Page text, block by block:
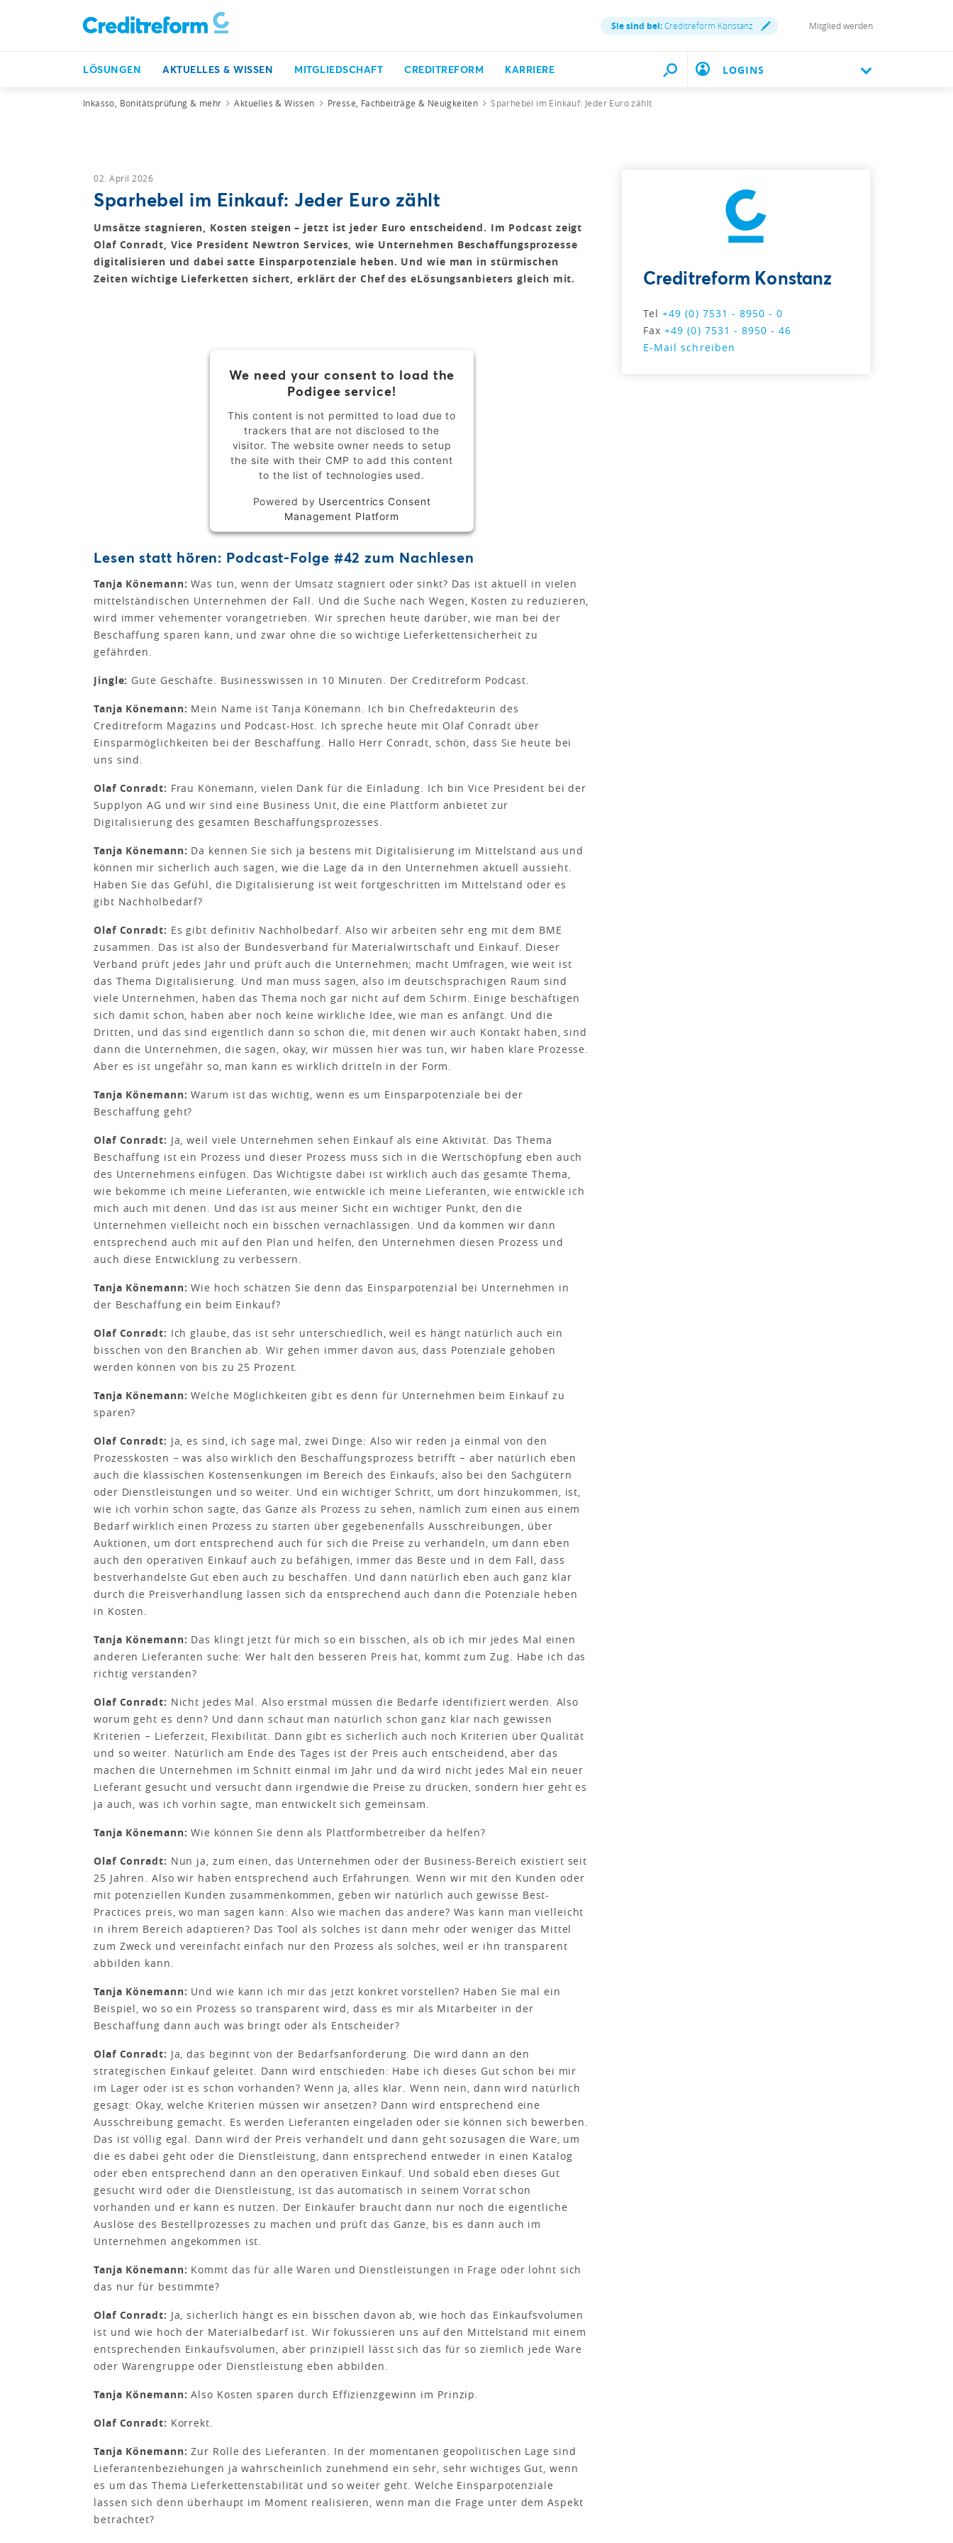
Sie sind bei:Creditreform Konstanz Mitglied werden
LÖSUNGEN AKTUELLES & WISSEN MITGLIEDSCHAFT CREDITREFORM KARRIERE LOGINS
Inkasso, Bonitätsprüfung & mehr Aktuelles & Wissen Presse, Fachbeiträge & Neuigkeiten Sparhebel im Einkauf: Jeder Euro zählt
02. April 2026
Sparhebel im Einkauf: Jeder Euro zählt
Umsätze stagnieren, Kosten steigen – jetzt ist jeder Euro entscheidend. Im Podcast zeigt
Olaf Conradt, Vice President Newtron Services, wie Unternehmen Beschaffungsprozesse
digitalisieren und dabei satte Einsparpotenziale heben. Und wie man in stürmischen
Zeiten wichtige Lieferketten sichert, erklärt der Chef des eLösungsanbieters gleich mit.
We need your consent to load the
Podigee service!
This content is not permitted to load due to
trackers that are not disclosed to the
visitor. The website owner needs to setup
the site with their CMP to add this content
to the list of technologies used.
Powered by Usercentrics Consent
Management Platform
Lesen statt hören: Podcast-Folge #42 zum Nachlesen
Tanja Könemann: Was tun, wenn der Umsatz stagniert oder sinkt? Das ist aktuell in vielen
mittelständischen Unternehmen der Fall. Und die Suche nach Wegen, Kosten zu reduzieren,
wird immer vehementer vorangetrieben. Wir sprechen heute darüber, wie man bei der
Beschaffung sparen kann, und zwar ohne die so wichtige Lieferkettensicherheit zu
gefährden.
Jingle: Gute Geschäfte. Businesswissen in 10 Minuten. Der Creditreform Podcast.
Tanja Könemann: Mein Name ist Tanja Könemann. Ich bin Chefredakteurin des
Creditreform Magazins und Podcast-Host. Ich spreche heute mit Olaf Conradt über
Einsparmöglichkeiten bei der Beschaffung. Hallo Herr Conradt, schön, dass Sie heute bei
uns sind.
Olaf Conradt: Frau Könemann, vielen Dank für die Einladung. Ich bin Vice President bei der
Supplyon AG und wir sind eine Business Unit, die eine Plattform anbietet zur
Digitalisierung des gesamten Beschaffungsprozesses.
Tanja Könemann: Da kennen Sie sich ja bestens mit Digitalisierung im Mittelstand aus und
können mir sicherlich auch sagen, wie die Lage da in den Unternehmen aktuell aussieht.
Haben Sie das Gefühl, die Digitalisierung ist weit fortgeschritten im Mittelstand oder es
gibt Nachholbedarf?
Olaf Conradt: Es gibt definitiv Nachholbedarf. Also wir arbeiten sehr eng mit dem BME
zusammen. Das ist also der Bundesverband für Materialwirtschaft und Einkauf. Dieser
Verband prüft jedes Jahr und prüft auch die Unternehmen; macht Umfragen, wie weit ist
das Thema Digitalisierung. Und man muss sagen, also im deutschsprachigen Raum sind
viele Unternehmen, haben das Thema noch gar nicht auf dem Schirm. Einige beschäftigen
sich damit schon, haben aber noch keine wirkliche Idee, wie man es anfängt. Und die
Dritten, und das sind eigentlich dann so schon die, mit denen wir auch Kontakt haben, sind
dann die Unternehmen, die sagen, okay, wir müssen hier was tun, wir haben klare Prozesse.
Aber es ist ungefähr so, man kann es wirklich dritteln in der Form.
Tanja Könemann: Warum ist das wichtig, wenn es um Einsparpotenziale bei der
Beschaffung geht?
Olaf Conradt: Ja, weil viele Unternehmen sehen Einkauf als eine Aktivität. Das Thema
Beschaffung ist ein Prozess und dieser Prozess muss sich in die Wertschöpfung eben auch
des Unternehmens einfügen. Das Wichtigste dabei ist wirklich auch das gesamte Thema,
wie bekomme ich meine Lieferanten, wie entwickle ich meine Lieferanten, wie entwickle ich
mich auch mit denen. Und das ist aus meiner Sicht ein wichtiger Punkt, den die
Unternehmen vielleicht noch ein bisschen vernachlässigen. Und da kommen wir dann
entsprechend auch mit auf den Plan und helfen, den Unternehmen diesen Prozess und
auch diese Entwicklung zu verbessern.
Tanja Könemann: Wie hoch schätzen Sie denn das Einsparpotenzial bei Unternehmen in
der Beschaffung ein beim Einkauf?
Olaf Conradt: Ich glaube, das ist sehr unterschiedlich, weil es hängt natürlich auch ein
bisschen von den Branchen ab. Wir gehen immer davon aus, dass Potenziale gehoben
werden können von bis zu 25 Prozent.
Tanja Könemann: Welche Möglichkeiten gibt es denn für Unternehmen beim Einkauf zu
sparen?
Olaf Conradt: Ja, es sind, ich sage mal, zwei Dinge: Also wir reden ja einmal von den
Prozesskosten − was also wirklich den Beschaffungsprozess betrifft − aber natürlich eben
auch die klassischen Kostensenkungen im Bereich des Einkaufs, also bei den Sachgütern
oder Dienstleistungen und so weiter. Und ein wichtiger Schritt, um dort hinzukommen, ist,
wie ich vorhin schon sagte, das Ganze als Prozess zu sehen, nämlich zum einen aus einem
Bedarf wirklich einen Prozess zu starten über gegebenenfalls Ausschreibungen, über
Auktionen, um dort entsprechend auch für sich die Preise zu verhandeln, um dann eben
auch den operativen Einkauf auch zu befähigen, immer das Beste und in dem Fall, dass
bestverhandelste Gut eben auch zu beschaffen. Und dann natürlich eben auch ganz klar
durch die Preisverhandlung lassen sich da entsprechend auch dann die Potenziale heben
in Kosten.
Tanja Könemann: Das klingt jetzt für mich so ein bisschen, als ob ich mir jedes Mal einen
anderen Lieferanten suche: Wer halt den besseren Preis hat, kommt zum Zug. Habe ich das
richtig verstanden?
Olaf Conradt: Nicht jedes Mal. Also erstmal müssen die Bedarfe identifiziert werden. Also
worum geht es denn? Und dann schaut man natürlich schon ganz klar nach gewissen
Kriterien − Lieferzeit, Flexibilität. Dann gibt es sicherlich auch noch Kriterien über Qualität
und so weiter. Natürlich am Ende des Tages ist der Preis auch entscheidend, aber das
machen die Unternehmen im Schnitt einmal im Jahr und da wird nicht jedes Mal ein neuer
Lieferant gesucht und versucht dann irgendwie die Preise zu drücken, sondern hier geht es
ja auch, was ich vorhin sagte, man entwickelt sich gemeinsam.
Tanja Könemann: Wie können Sie denn als Plattformbetreiber da helfen?
Olaf Conradt: Nun ja, zum einen, das Unternehmen oder der Business-Bereich existiert seit
25 Jahren. Also wir haben entsprechend auch Erfahrungen. Wenn wir mit den Kunden oder
mit potenziellen Kunden zusammenkommen, geben wir natürlich auch gewisse Best-
Practices preis, wo man sagen kann: Also wie machen das andere? Was kann man vielleicht
in ihrem Bereich adaptieren? Das Tool als solches ist dann mehr oder weniger das Mittel
zum Zweck und vereinfacht einfach nur den Prozess als solches, weil er ihn transparent
abbilden kann.
Tanja Könemann: Und wie kann ich mir das jetzt konkret vorstellen? Haben Sie mal ein
Beispiel, wo so ein Prozess so transparent wird, dass es mir als Mitarbeiter in der
Beschaffung dann auch was bringt oder als Entscheider?
Olaf Conradt: Ja, das beginnt von der Bedarfsanforderung. Die wird dann an den
strategischen Einkauf geleitet. Dann wird entschieden: Habe ich dieses Gut schon bei mir
im Lager oder ist es schon vorhanden? Wenn ja, alles klar. Wenn nein, dann wird natürlich
gesagt: Okay, welche Kriterien müssen wir ansetzen? Dann wird entsprechend eine
Ausschreibung gemacht. Es werden Lieferanten eingeladen oder sie können sich bewerben.
Das ist völlig egal. Dann wird der Preis verhandelt und dann geht sozusagen die Ware, um
die es dabei geht oder die Dienstleistung, dann entsprechend entweder in einen Katalog
oder eben entsprechend dann an den operativen Einkauf. Und sobald eben dieses Gut
gesucht wird oder die Dienstleistung, ist das automatisch in seinem Vorrat schon
vorhanden und er kann es nutzen. Der Einkäufer braucht dann nur noch die eigentliche
Auslöse des Bestellprozesses zu machen und prüft das Ganze, bis es dann auch im
Unternehmen angekommen ist.
Tanja Könemann: Kommt das für alle Waren und Dienstleistungen in Frage oder lohnt sich
das nur für bestimmte?
Olaf Conradt: Ja, sicherlich hängt es ein bisschen davon ab, wie hoch das Einkaufsvolumen
ist und wie hoch der Materialbedarf ist. Wir fokussieren uns auf den Mittelstand mit einem
entsprechenden Einkaufsvolumen, aber prinzipiell lässt sich das für so ziemlich jede Ware
oder Warengruppe oder Dienstleistung eben abbilden.
Tanja Könemann: Also Kosten sparen durch Effizienzgewinn im Prinzip.
Olaf Conradt: Korrekt.
Tanja Könemann: Zur Rolle des Lieferanten. In der momentanen geopolitischen Lage sind
Lieferantenbeziehungen ja wahrscheinlich zunehmend ein sehr, sehr wichtiges Gut, wenn
es um das Thema Lieferkettenstabilität und so weiter geht. Welche Einsparpotenziale
lassen sich denn überhaupt im Moment realisieren, wenn man die Frage unter dem Aspekt
betrachtet?
Creditreform Konstanz
Tel+49 (0) 7531 - 8950 - 0
Fax+49 (0) 7531 - 8950 - 46
E-Mail schreiben